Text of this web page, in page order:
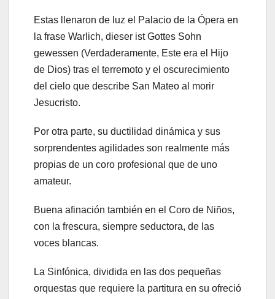
Estas llenaron de luz el Palacio de la Ópera en
la frase Warlich, dieser ist Gottes Sohn
gewessen (Verdaderamente, Este era el Hijo
de Dios) tras el terremoto y el oscurecimiento
del cielo que describe San Mateo al morir
Jesucristo.
Por otra parte, su ductilidad dinámica y sus
sorprendentes agilidades son realmente más
propias de un coro profesional que de uno
amateur.
Buena afinación también en el Coro de Niños,
con la frescura, siempre seductora, de las
voces blancas.
La Sinfónica, dividida en las dos pequeñas
orquestas que requiere la partitura en su ofreció